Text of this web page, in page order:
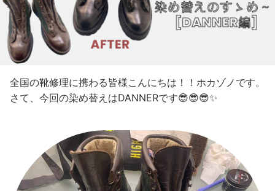
全国の靴修理に携わる皆様こんにちは！！ホカゾノです。
さて、今回の染め替えはDANNERです😎😎😎✨